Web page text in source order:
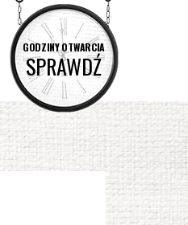
GODZINY OTWARCIA
SPRAWDŹ